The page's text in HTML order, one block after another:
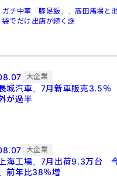
ガチ中華「豚足飯」、高田馬場と
袋でだけ出店が続く謎
大企業
城汽車、7月新車販売3.5％
が過半
大企業
海工場、7月出荷9.3万台
前年比38％増